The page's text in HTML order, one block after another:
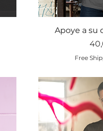
Apoye a su
Free